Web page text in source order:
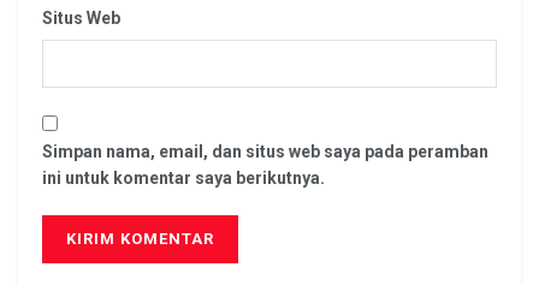
Situs Web
Simpan nama, email, dan situs web saya pada peramban
ini untuk komentar saya berikutnya.